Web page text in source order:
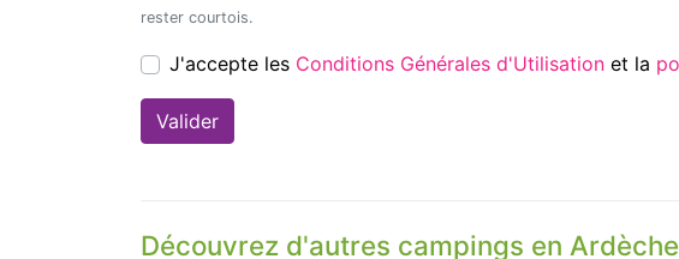
rester courtois.
J'accepte les Conditions Générales d'Utilisation et la
Découvrez d'autres campings en Ardèche